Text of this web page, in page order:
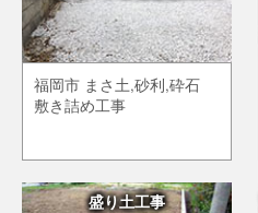
福岡市 まさ土,砂利,砕石
敷き詰め工事
盛り土工事